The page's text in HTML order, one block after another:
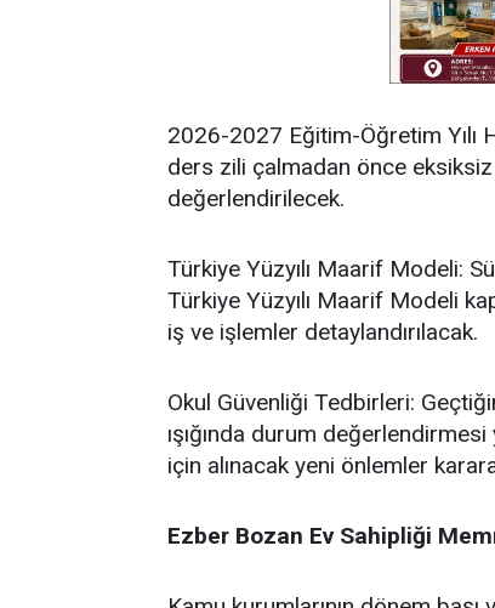
​2026-2027 Eğitim-Öğretim Yılı
ders zili çalmadan önce
değerlendirilecek.
​Türkiye Yüzyılı Maarif Modeli:
Türkiye Yüzyılı Maarif Modeli
iş ve işlemler detaylandırılacak.
​Okul Güvenliği Tedbirleri:
ışığında durum
için alınacak yeni önlemler
​Ezber Bozan Ev Sahipliği